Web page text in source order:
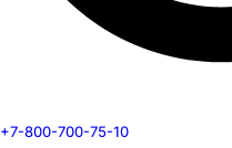
+7-800-700-75-10